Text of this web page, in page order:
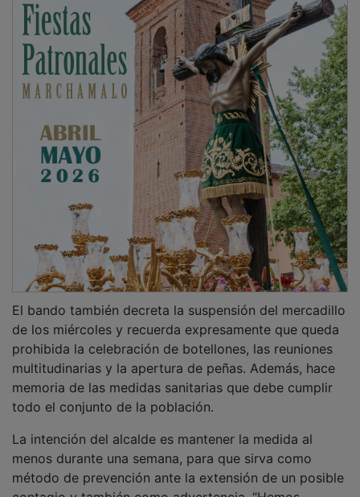
de los miércoles y recuerda expresamente que queda
prohibida la celebración de botellones, las reuniones
multitudinarias y la apertura de peñas. Además, hace
memoria de las medidas sanitarias que debe cumplir
todo el conjunto de la población.
menos durante una semana, para que sirva como
método de prevención ante la extensión de un posible
contagio y también como advertencia. “Hemos